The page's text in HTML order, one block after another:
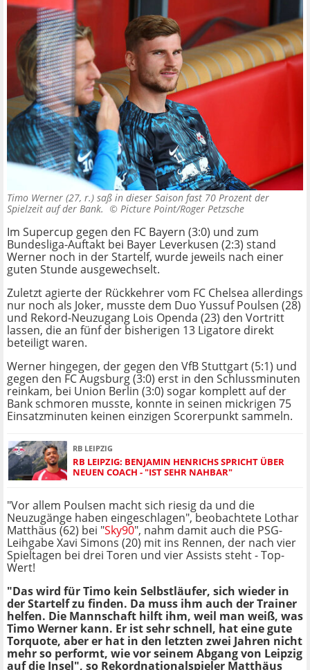
Timo Werner (27, r.) saß in dieser Saison fast 70 Prozent der
Spielzeit auf der Bank. © Picture Point/Roger Petzsche
Im Supercup gegen den FC Bayern (3:0) und zum
Bundesliga-Auftakt bei Bayer Leverkusen (2:3) stand
Werner noch in der Startelf, wurde jeweils nach einer
guten Stunde ausgewechselt.
Zuletzt agierte der Rückkehrer vom FC Chelsea allerdings
nur noch als Joker, musste dem Duo Yussuf Poulsen (28)
und Rekord-Neuzugang Lois Openda (23) den Vortritt
lassen, die an fünf der bisherigen 13 Ligatore direkt
beteiligt waren.
Werner hingegen, der gegen den VfB Stuttgart (5:1) und
gegen den FC Augsburg (3:0) erst in den Schlussminuten
reinkam, bei Union Berlin (3:0) sogar komplett auf der
Bank schmoren musste, konnte in seinen mickrigen 75
Einsatzminuten keinen einzigen Scorerpunkt sammeln.
RB LEIPZIG
RB LEIPZIG: BENJAMIN HENRICHS SPRICHT ÜBER
NEUEN COACH - "IST SEHR NAHBAR"
"Vor allem Poulsen macht sich riesig da und die
Neuzugänge haben eingeschlagen", beobachtete Lothar
Matthäus (62) bei "Sky90", nahm damit auch die PSG-
Leihgabe Xavi Simons (20) mit ins Rennen, der nach vier
Spieltagen bei drei Toren und vier Assists steht - Top-
Wert!
"Das wird für Timo kein Selbstläufer, sich wieder in
der Startelf zu finden. Da muss ihm auch der Trainer
helfen. Die Mannschaft hilft ihm, weil man weiß, was
Timo Werner kann. Er ist sehr schnell, hat eine gute
Torquote, aber er hat in den letzten zwei Jahren nicht
mehr so performt, wie vor seinem Abgang von Leipzig
auf die Insel", so Rekordnationalspieler Matthäus